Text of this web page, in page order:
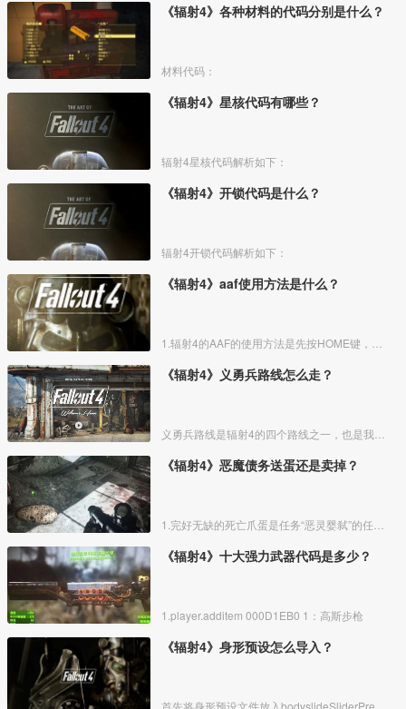
《辐射4》各种材料的代码分别是什么？
材料代码：
《辐射4》星核代码有哪些？
辐射4星核代码解析如下：
《辐射4》开锁代码是什么？
辐射4开锁代码解析如下：
《辐射4》aaf使用方法是什么？
《辐射4》义勇兵路线怎么走？
《辐射4》恶魔债务送蛋还是卖掉？
《辐射4》十大强力武器代码是多少？
1.player.additem 000D1EB0 1：高斯步枪
《辐射4》身形预设怎么导入？